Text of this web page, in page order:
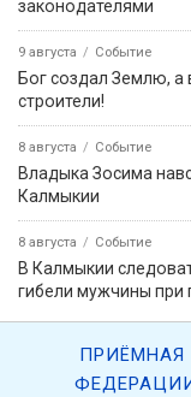
законодателями
9 августа Событие
Бог создал Землю, а
строители!
8 августа Событие
Владыка Зосима
Калмыкии
8 августа Событие
В Калмыкии
гибели мужчины при